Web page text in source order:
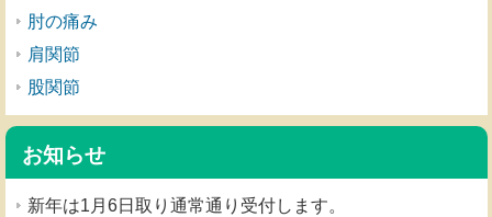
肘の痛み
肩関節
股関節
お知らせ
新年は1月6日取り通常通り受付します。